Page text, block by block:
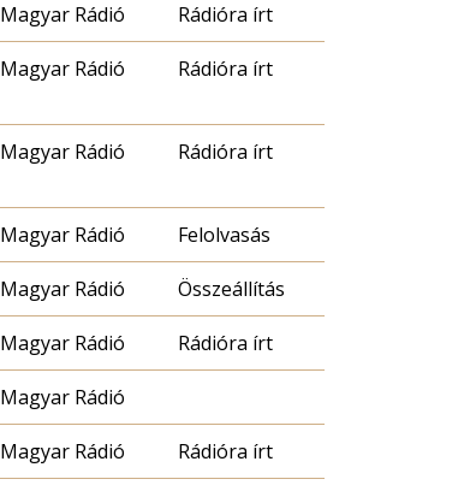
Magyar Rádió Rádióra írt
Magyar Rádió Rádióra írt
Magyar Rádió Rádióra írt
Magyar Rádió Felolvasás
Magyar Rádió Összeállítás
Magyar Rádió Rádióra írt
Magyar Rádió
Magyar Rádió Rádióra írt